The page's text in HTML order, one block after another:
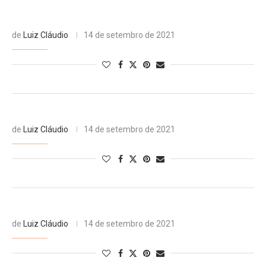
de Luiz Cláudio 14 de setembro de 2021
de Luiz Cláudio 14 de setembro de 2021
de Luiz Cláudio 14 de setembro de 2021